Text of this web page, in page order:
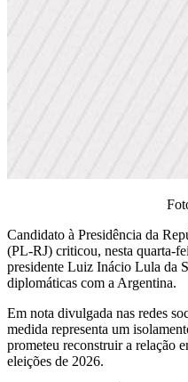
Candidato à Presidência da
(PL-RJ) criticou, nesta quarta-
presidente Luiz Inácio Lula da
diplomáticas com a Argentina.
Em nota divulgada nas redes
medida representa um
prometeu reconstruir a relação
eleições de 2026.